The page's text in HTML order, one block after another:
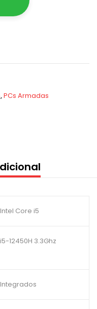
,PCs Armadas
Intel Core i5
i5-12450H 3.3Ghz
Integrados